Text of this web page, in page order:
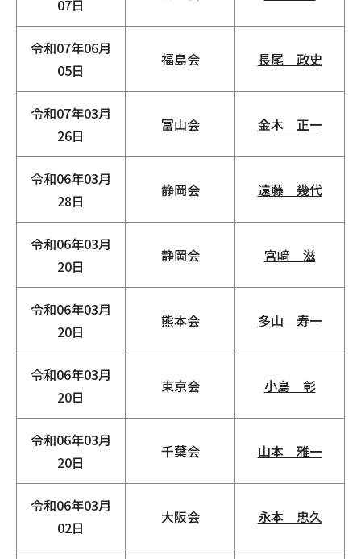
07日
令和07年06月
05日
福島会 長尾 政史
令和07年03月
26日
富山会 金木 正一
令和06年03月
28日
静岡会 遠藤 幾代
令和06年03月
20日
静岡会 宮﨑 滋
令和06年03月
20日
熊本会 多山 寿一
令和06年03月
20日
東京会 小島 彰
令和06年03月
20日
千葉会 山本 雅一
令和06年03月
02日
大阪会 永本 忠久